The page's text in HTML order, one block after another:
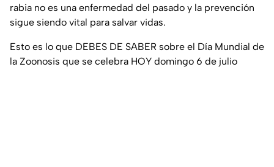
rabia no es una enfermedad del pasado y la prevención
sigue siendo vital para salvar vidas.
Esto es lo que DEBES DE SABER sobre el Día Mundial de
la Zoonosis que se celebra HOY domingo 6 de julio